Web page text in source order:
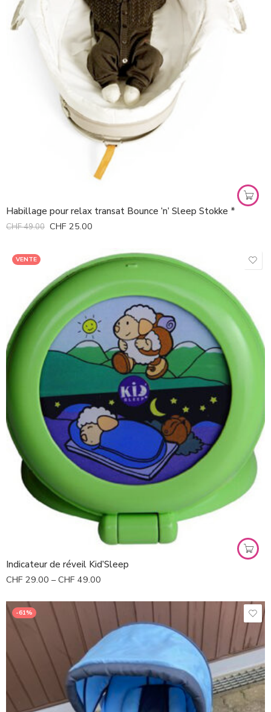
Habillage pour relax transat Bounce ‘n’ Sleep Stokke *
CHF49.00 CHF 25.00
VENTE
Indicateur de réveil Kid’Sleep
CHF 29.00 –CHF 49.00
Vert
Blanc lapins
-61%